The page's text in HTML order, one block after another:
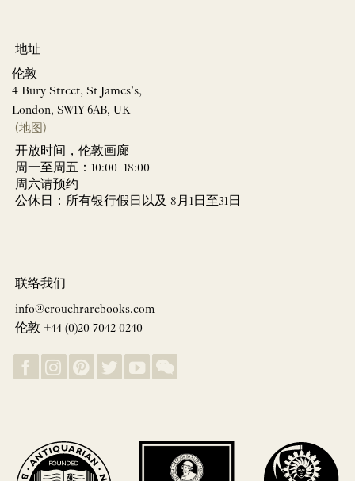
地址
伦敦
4 Bury Street, St James’s,
London, SW1Y 6AB, UK
(地图)
开放时间，伦敦画廊
周一至周五：10:00–18:00
周六请预约
公休日：所有银行假日以及 8月1日至31日
联络我们
info@crouchrarebooks.com
伦敦 +44 (0)20 7042 0240